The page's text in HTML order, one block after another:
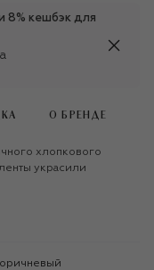
8% кешбэк для
О БРЕНДЕ
хлопкового
украсили